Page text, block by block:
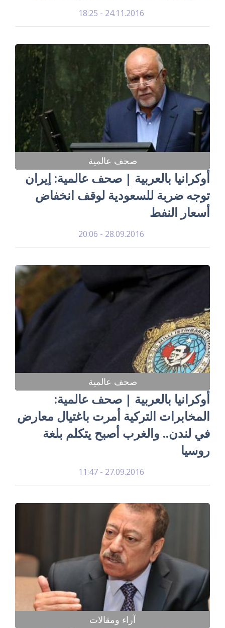
24.11.2016 - 18:25
صحف عالمية
أوكرانيا بالعربية | صحف عالمية: إيران
توجه ضربة للسعودية لوقف انخفاض
أسعار النفط
28.09.2016 - 20:06
صحف عالمية
أوكرانيا بالعربية | صحف عالمية:
المخابرات التركية أمرت باغتيال معارض
في لندن.. والغرب أصبح يتكلم بلغة
روسيا
27.09.2016 - 11:47
آراء ومقالات